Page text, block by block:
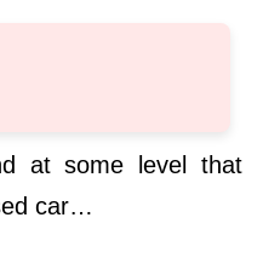
at some level that
car…